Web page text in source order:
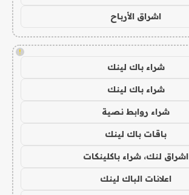
اشراق الأرباح
!
شراء باك لينك
شراء باك لينك
شراء روابط نصية
باقات باك لينك
اشراق لنك، شراء باكلينكات
اعلانات الباك لينك